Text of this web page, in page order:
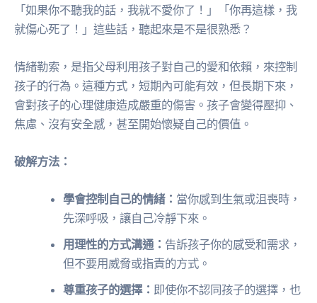
「如果你不聽我的話，我就不愛你了！」「你再這樣，我
就傷心死了！」這些話，聽起來是不是很熟悉？
情緒勒索，是指父母利用孩子對自己的愛和依賴，來控制
孩子的行為。這種方式，短期內可能有效，但長期下來，
會對孩子的心理健康造成嚴重的傷害。孩子會變得壓抑、
焦慮、沒有安全感，甚至開始懷疑自己的價值。
破解方法：
學會控制自己的情緒： 當你感到生氣或沮喪時，
先深呼吸，讓自己冷靜下來。
用理性的方式溝通： 告訴孩子你的感受和需求，
但不要用威脅或指責的方式。
尊重孩子的選擇： 即使你不認同孩子的選擇，也